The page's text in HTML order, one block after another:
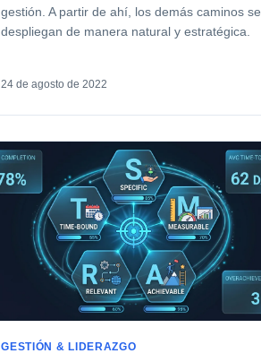
gestión. A partir de ahí, los demás caminos se
despliegan de manera natural y estratégica.
24 de agosto de 2022
GESTIÓN & LIDERAZGO